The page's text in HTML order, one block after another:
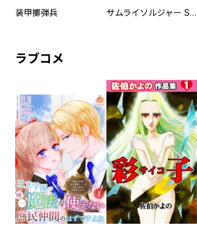
装甲擲弾兵 サムライソルジャー SAMURAI SOLDIER
ラブコメ